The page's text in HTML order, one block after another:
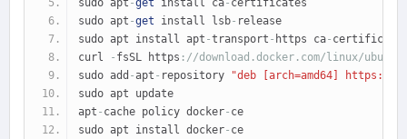
sudo apt -get install ca- certificates
sudo apt -get install lsb- release
sudo apt install apt -transport - https ca-
curl
- fsSL https : //download.docker.com/linux/
sudo add -apt - repository "deb [arch=amd64]
https://
sudo apt update
apt - cache policy docker- ce
sudo apt install docker- ce